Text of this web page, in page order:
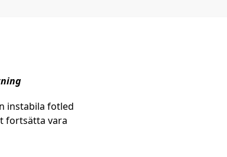
instabila fotled
fortsätta vara